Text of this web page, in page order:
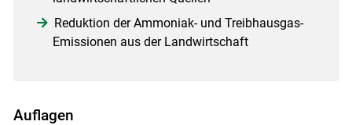
Reduktion der Ammoniak- und Treibhausgas-
Emissionen aus der Landwirtschaft
Auflagen